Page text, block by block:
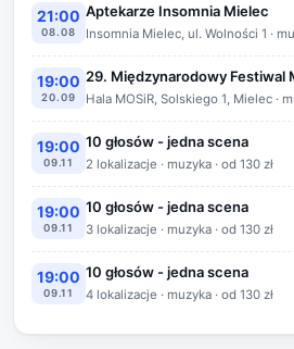
21:00
08.08
Aptekarze Insomnia Mielec
Insomnia Mielec, ul. Wolności 1 ·
19:00
20.09
29. Międzynarodowy Festiwal
Hala MOSiR, Solskiego 1, Mielec ·
19:00
09.11
10 głosów - jedna scena
2 lokalizacje · muzyka · od 130 zł
19:00
09.11
10 głosów - jedna scena
3 lokalizacje · muzyka · od 130 zł
19:00
09.11
10 głosów - jedna scena
4 lokalizacje · muzyka · od 130 zł